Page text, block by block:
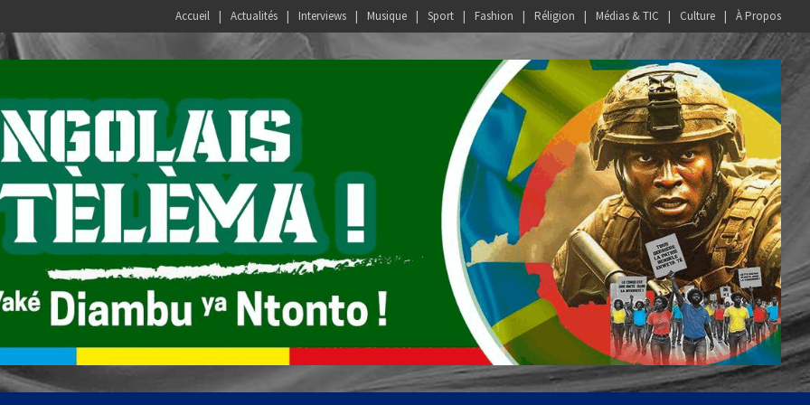
Accueil Actualités Interviews Musique Sport Fashion Réligion Médias & TIC Culture À Propos